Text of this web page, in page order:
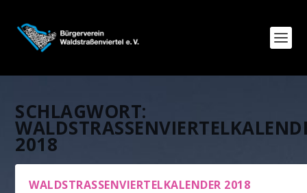
SCHLAGWORT:
2018
WALDSTRASSENVIERTELKALENDER 2018